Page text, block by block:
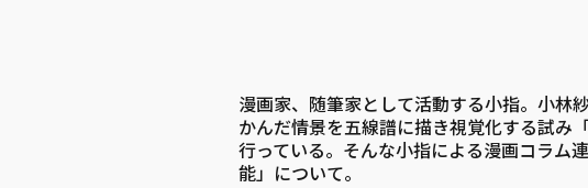
漫画家、随筆家として活動する小指。小林
かんだ情景を五線譜に描き視覚化する試み
行っている。そんな小指による漫画コラム
能」について。